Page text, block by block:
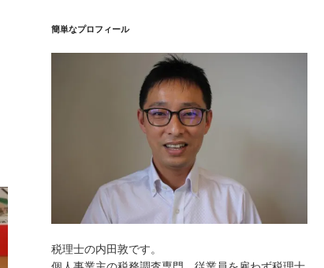
簡単なプロフィール
税理士の内田敦です。